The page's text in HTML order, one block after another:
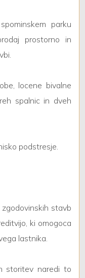
parku
prostorno in
locene bivalne
spalnic in dveh
podstresje.
stavb
ki omogoca
lastnika.
storitev naredi to